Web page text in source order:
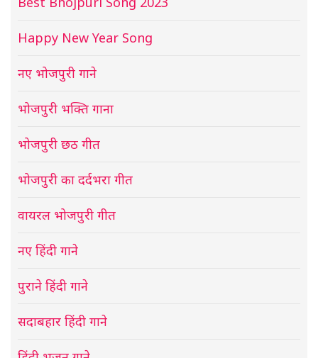
Happy New Year Song
नए भोजपुरी गाने
भोजपुरी भक्ति गाना
भोजपुरी छठ गीत
भोजपुरी का दर्दभरा गीत
वायरल भोजपुरी गीत
नए हिंदी गाने
पुराने हिंदी गाने
सदाबहार हिंदी गाने